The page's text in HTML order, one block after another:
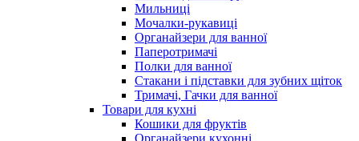
Мильниці
Мочалки-рукавиці
Органайзери для ванної
Паперотримачі
Полки для ванної
Стакани і підставки для зубних щіток
Тримачі, Гачки для ванної
Товари для кухні
Кошики для фруктів
Органайзери кухонні